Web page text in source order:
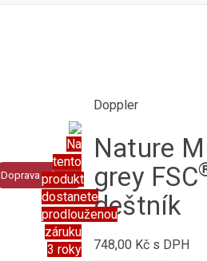
Doprava zdarma
Na
tento
produkt
dostanete
prodlouženou
záruku
3 roky
Doppler
Nature
grey FSC
deštník
748,00 Kčs DPH